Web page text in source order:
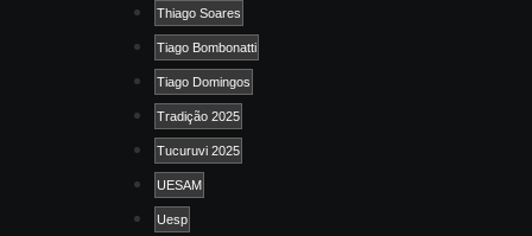
Thiago Soares
Tiago Bombonatti
Tiago Domingos
Tradição 2025
Tucuruvi 2025
UESAM
Uesp